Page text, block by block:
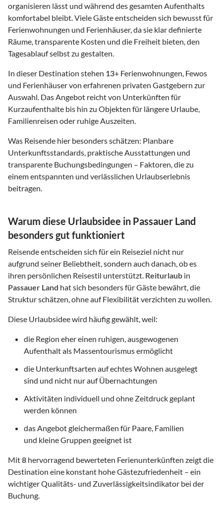
organisieren lässt und während des gesamten Aufenthalts
komfortabel bleibt. Viele Gäste entscheiden sich bewusst für
Ferienwohnungen und Ferienhäuser, da sie klar definierte
Räume, transparente Kosten und die Freiheit bieten, den
Tagesablauf selbst zu gestalten.
In dieser Destination stehen 13+ Ferienwohnungen, Fewos
und Ferienhäuser von erfahrenen privaten Gastgebern zur
Auswahl. Das Angebot reicht von Unterkünften für
Kurzaufenthalte bis hin zu Objekten für längere Urlaube,
Familienreisen oder ruhige Auszeiten.
Was Reisende hier besonders schätzen: Planbare
Unterkunftsstandards, praktische Ausstattungen und
transparente Buchungsbedingungen – Faktoren, die zu
einem entspannten und verlässlichen Urlaubserlebnis
beitragen.
Warum diese Urlaubsidee in Passauer Land
besonders gut funktioniert
Reisende entscheiden sich für ein Reiseziel nicht nur
aufgrund seiner Beliebtheit, sondern auch danach, ob es
ihren persönlichen Reisestil unterstützt. Reiturlaub in
Passauer Land hat sich besonders für Gäste bewährt, die
Struktur schätzen, ohne auf Flexibilität verzichten zu wollen.
Diese Urlaubsidee wird häufig gewählt, weil:
die Region eher einen ruhigen, ausgewogenen
Aufenthalt als Massentourismus ermöglicht
die Unterkunftsarten auf echtes Wohnen ausgelegt
sind und nicht nur auf Übernachtungen
Aktivitäten individuell und ohne Zeitdruck geplant
werden können
das Angebot gleichermaßen für Paare, Familien
und kleine Gruppen geeignet ist
Mit8 hervorragend bewerteten Ferienunterkünften zeigt die
Destination eine konstant hohe Gästezufriedenheit – ein
wichtiger Qualitäts- und Zuverlässigkeitsindikator bei der
Buchung.